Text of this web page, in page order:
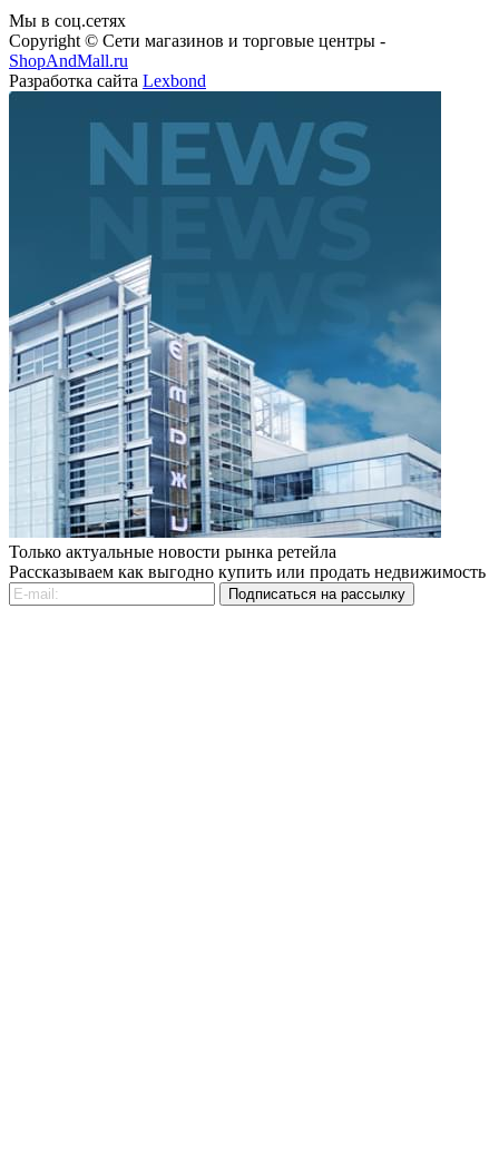
Copyright © Сети магазинов и торговые центры -
ShopAndMall.ru
Разработка сайта
Только актуальные новости рынка ретейла
Рассказываем как выгодно купить или продать недвижимость